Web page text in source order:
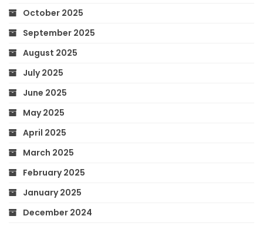
October 2025
September 2025
August 2025
July 2025
June 2025
May 2025
April 2025
March 2025
February 2025
January 2025
December 2024